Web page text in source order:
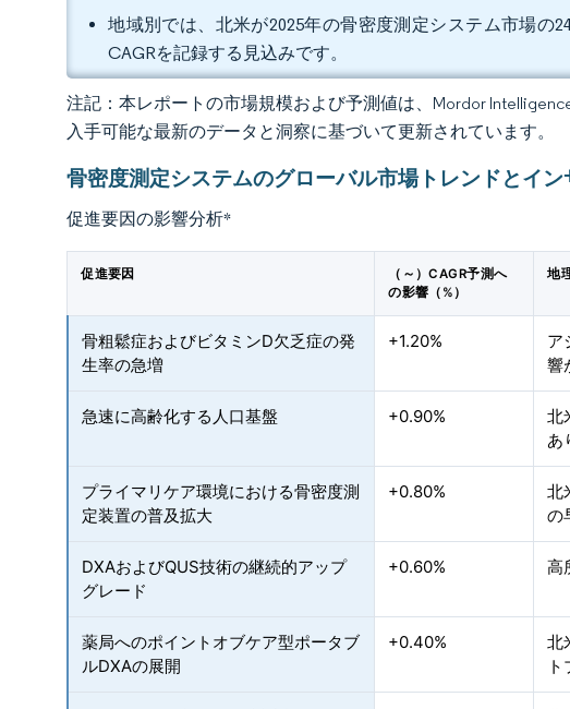
地域別では、北米が2025年の骨密度測定システム市場の
CAGRを記録する見込みです。
注記：本レポートの市場規模および予測値は、Mordor
入手可能な最新のデータと洞察に基づいて更新されています。
骨密度測定システムのグローバル市場トレンドとイン
促進要因の影響分析*
促進要因
（～）CAGR予測へ
の影響（%）
地
骨粗鬆症およびビタミンD欠乏症の発
生率の急増
+1.20%
ア
響
急速に高齢化する人口基盤 +0.90%
北
あ
プライマリケア環境における骨密度測
定装置の普及拡大
+0.80%
北
の
DXAおよびQUS技術の継続的アップ
グレード
+0.60% 高
薬局へのポイントオブケア型ポータブ
ルDXAの展開
+0.40%
北